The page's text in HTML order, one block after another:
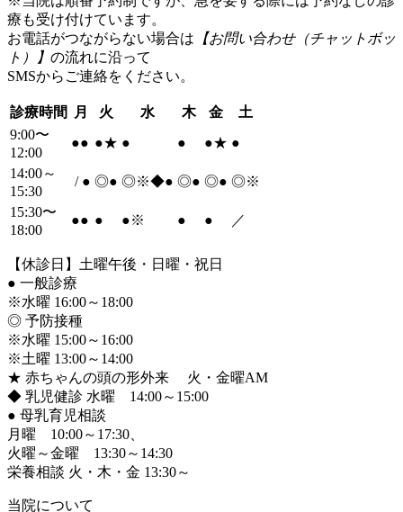
療も受け付けています。
お電話がつながらない場合は 【お問い合わせ（チャットボッ
ト）】 の流れに沿って
SMSからご連絡をください。
診療時間 月 火 水 木 金
土
9:00〜
12:00
●● ●★ ● ● ●★ ●
14:00～
15:30
/ ● ◎● ◎※◆● ◎● ◎● ◎※
15:30〜
18:00
●● ● ●※ ● ● ／
【休診日】土曜午後・日曜・祝日
● 一般診療
※水曜 16:00～18:00
◎ 予防接種
※水曜 15:00～16:00
※土曜 13:00～14:00
★ 赤ちゃんの頭の形外来 火・金曜AM
◆ 乳児健診 水曜 14:00～15:00
● 母乳育児相談
月曜 10:00～17:30、
火曜～金曜 13:30～14:30
栄養相談 火・木・金 13:30～
当院について